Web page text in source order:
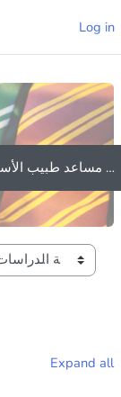
Log in
دبلوم مساعد طبیب الأسنان
Expand all